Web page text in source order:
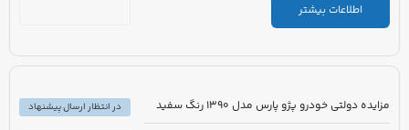
اطلاعات بیشتر
مزایده دولتی خودرو پژو پارس مدل 1390 رنگ سفید
در انتظار ارسال پیشنهاد